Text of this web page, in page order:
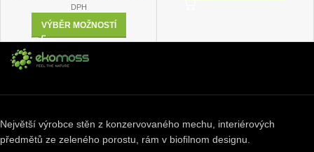
DPH
VÝBĚR MOŽNOSTÍ
Největší výrobce stěn z konzervovaného mechu, interiérových
předmětů ze zeleného porostu, rám v biofilnom designu.